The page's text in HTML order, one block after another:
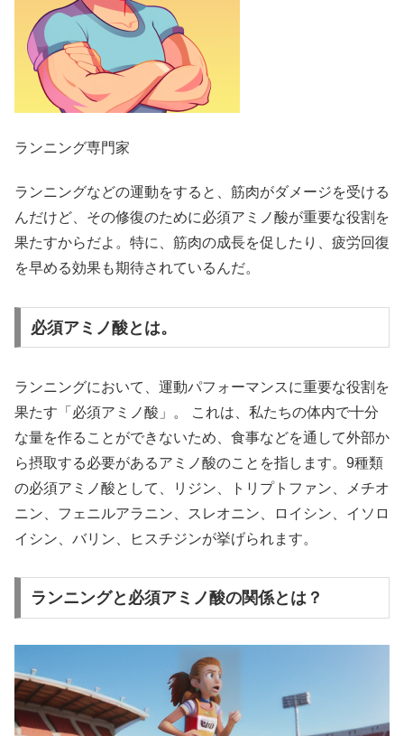
ランニング専門家
ランニングなどの運動をすると、筋肉がダメージを受ける
んだけど、その修復のために必須アミノ酸が重要な役割を
果たすからだよ。特に、筋肉の成長を促したり、疲労回復
を早める効果も期待されているんだ。
必須アミノ酸とは。
ランニングにおいて、運動パフォーマンスに重要な役割を
果たす「必須アミノ酸」。 これは、私たちの体内で十分
な量を作ることができないため、食事などを通して外部か
ら摂取する必要があるアミノ酸のことを指します。9種類
の必須アミノ酸として、リジン、トリプトファン、メチオ
ニン、フェニルアラニン、スレオニン、ロイシン、イソロ
イシン、バリン、ヒスチジンが挙げられます。
ランニングと必須アミノ酸の関係とは？